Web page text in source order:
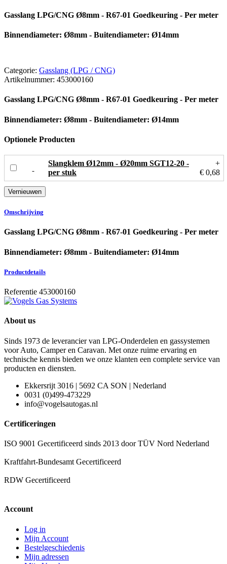
Gasslang LPG/CNG Ø8mm - R67-01 Goedkeuring - Per meter
Binnendiameter: Ø8mm - Buitendiameter: Ø14mm
Categorie: Gasslang (LPG / CNG)
Artikelnummer: 453000160
Gasslang LPG/CNG Ø8mm - R67-01 Goedkeuring - Per meter
Binnendiameter: Ø8mm - Buitendiameter: Ø14mm
Optionele Producten
Slangklem Ø12mm - Ø20mm SGT12-20 -
per stuk
+
€ 0,68
Omschrijving
Gasslang LPG/CNG Ø8mm - R67-01 Goedkeuring - Per meter
Binnendiameter: Ø8mm - Buitendiameter: Ø14mm
Productdetails
Referentie 453000160
About us
Sinds 1973 de leverancier van LPG-Onderdelen en gassystemen
voor Auto, Camper en Caravan. Met onze ruime ervaring en
technische kennis bieden we onze klanten een complete service van
producten en diensten.
Ekkersrijt 3016 | 5692 CA SON | Nederland
0031 (0)499-473229
info@vogelsautogas.nl
Certificeringen
ISO 9001 Gecertificeerd sinds 2013 door TÜV Nord Nederland
Kraftfahrt-Bundesamt Gecertificeerd
RDW Gecertificeerd
Account
Log in
Mijn Account
Bestelgeschiedenis
Mijn adressen